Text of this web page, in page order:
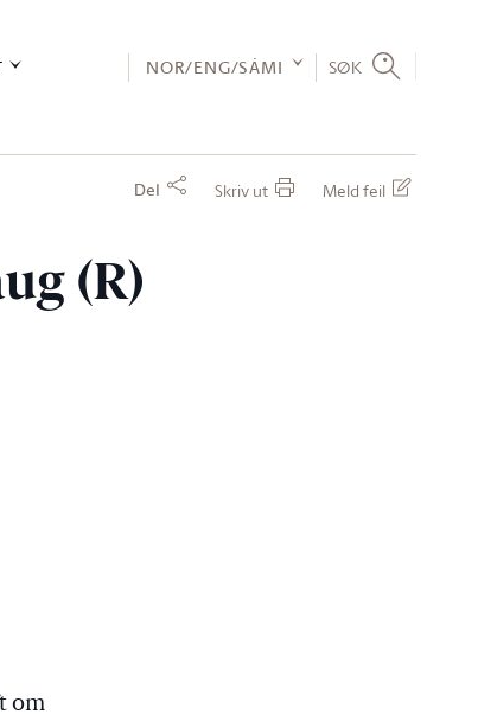
NOR/ENG/SÁMI SØK
Del Skriv ut Meld feil
(R)
om